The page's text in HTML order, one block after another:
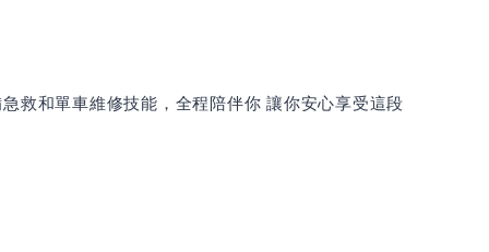
救和單車維修技能，全程陪伴你 讓你安心享受這段